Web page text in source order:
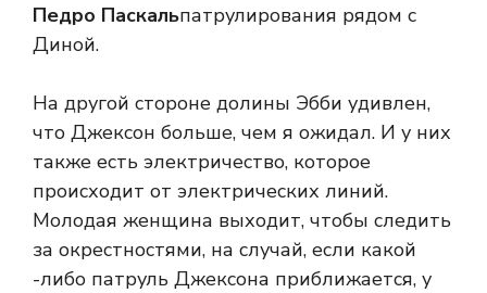
Педро Паскальпатрулирования рядом с
Диной.
На другой стороне долины Эбби удивлен,
что Джексон больше, чем я ожидал. И у них
также есть электричество, которое
происходит от электрических линий.
Молодая женщина выходит, чтобы следить
за окрестностями, на случай, если какой
-либо патруль Джексона приближается, у